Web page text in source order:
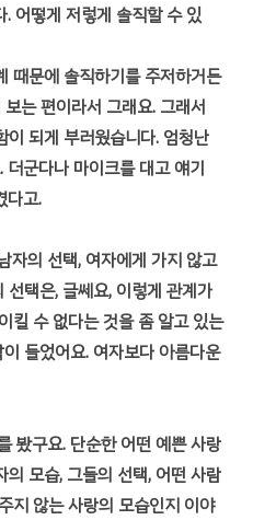
어떻게 저렇게 솔직할 수 있
때문에 솔직하기를 주저하거든
는 편이라서 그래요. 그래서
되게 부러웠습니다. 엄청난
군다나 마이크를 대고 얘기
다고.
자의 선택, 여자에게 가지 않고
택은, 글쎄요, 이렇게 관계가
킬 수 없다는 것을 좀 알고 있는
들었어요. 여자보다 아름다운
봤구요. 단순한 어떤 예쁜 사랑
모습, 그들의 선택, 어떤 사람
지 않는 사랑의 모습인지 이야